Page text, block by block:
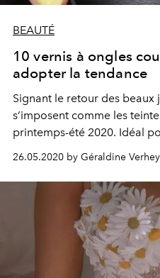
BEAUTÉ
10 vernis à ongles
adopter la tendance
Signant le retour des beaux
s’imposent comme les
printemps-été 2020. Idéal
26.05.2020 by Géraldine